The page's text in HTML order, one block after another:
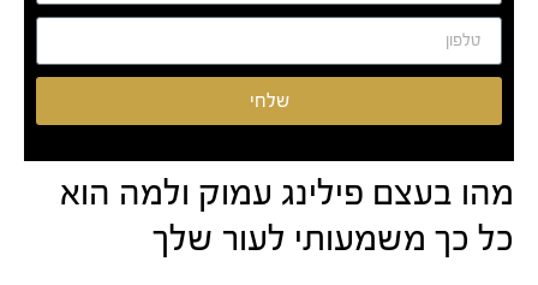
שלחי
מהו בעצם פילינג עמוק ולמה הוא
כל כך משמעותי לעור שלך